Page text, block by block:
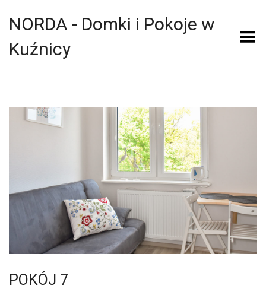
NORDA - Domki i Pokoje w
Kuźnicy
Toggle Menu
POKÓJ 7